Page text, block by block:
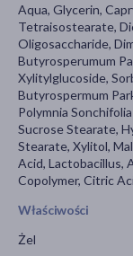
Aqua, Glycerin,
Tetraisostearate,
Oligosaccharide,
Butyrosperumum
Xylitylglucoside,
Butyrospermum
Polymnia
Sucrose Stearate,
Stearate, Xylitol,
Acid, Lactobacillus,
Copolymer, Citric
Właściwości
Żel